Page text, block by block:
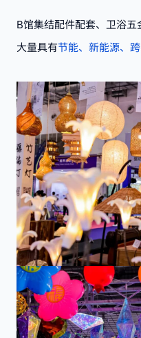
B馆集结配件配套、卫浴
大量具有节能、新能源、